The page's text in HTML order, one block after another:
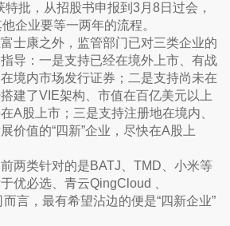
批，从招股书申报到3月8日过会，
企业要等一两年的流程。
士康之外，监管部门已对三类企业的
导：一是支持已经在境外上市、有战
境内市场发行证券；二是支持尚未在
建了VIE架构、市值在百亿美元以上
A股上市；三是支持注册地在境内、
价值的“四新”企业，尽快在A股上
两类针对的是BATJ、TMD、小米等
优必选、青云QingCloud 、
言，最有希望沾边的便是“四新企业”